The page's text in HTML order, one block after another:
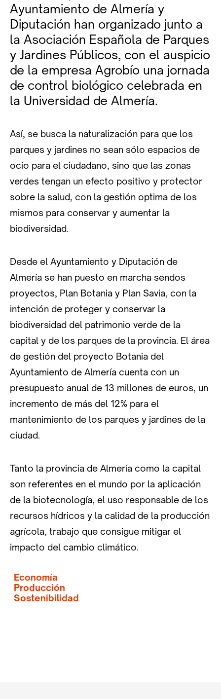
Ayuntamiento de Almería y
Diputación han organizado junto a
la Asociación Española de Parques
y Jardines Públicos, con el auspicio
de la empresa Agrobío una jornada
de control biológico celebrada en
la Universidad de Almería.
Así, se busca la naturalización para que los
parques y jardines no sean sólo espacios de
ocio para el ciudadano, sino que las zonas
verdes tengan un efecto positivo y protector
sobre la salud, con la gestión optima de los
mismos para conservar y aumentar la
biodiversidad.
Desde el Ayuntamiento y Diputación de
Almería se han puesto en marcha sendos
proyectos, Plan Botania y Plan Savia, con la
intención de proteger y conservar la
biodiversidad del patrimonio verde de la
capital y de los parques de la provincia. El área
de gestión del proyecto Botania del
Ayuntamiento de Almería cuenta con un
presupuesto anual de 13 millones de euros, un
incremento de más del 12% para el
mantenimiento de los parques y jardines de la
ciudad.
Tanto la provincia de Almería como la capital
son referentes en el mundo por la aplicación
de la biotecnología, el uso responsable de los
recursos hídricos y la calidad de la producción
agrícola, trabajo que consigue mitigar el
impacto del cambio climático.
Economía
Producción
Sostenibilidad